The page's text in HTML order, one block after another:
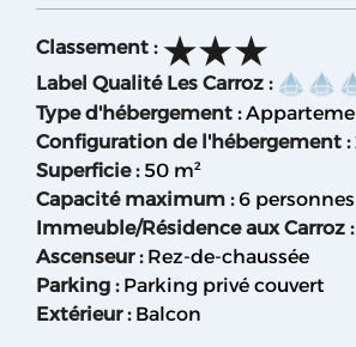
Classement :
Label Qualité Les Carroz :
Type d'hébergement :
Configuration de l'hébergement :
Superficie: 50 m²
Capacité maximum : 6 personnes
Immeuble/Résidence aux Carroz :
Ascenseur: Rez-de-chaussée
Parking : Parking privé couvert
Extérieur: Balcon